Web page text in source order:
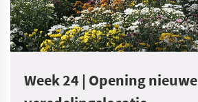
Week 24 | Opening nieuwe